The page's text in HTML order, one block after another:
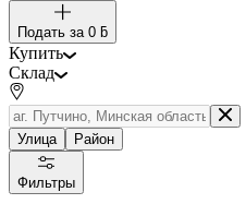
Подать за 0 ƃ
Купить
Склад
Улица Район
Фильтры